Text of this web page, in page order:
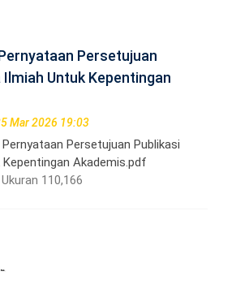
Persetujuan
Ilmiah Untuk Kepentingan
Mar 2026 19:03
Persetujuan Publikasi
Akademis.pdf
110,166